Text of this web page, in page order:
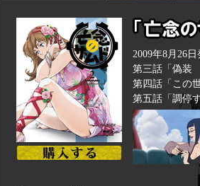
2009年8月26日
第三話「偽装
第四話「この
第五話「調停